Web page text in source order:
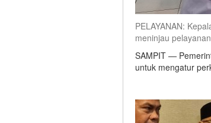
PELAYANAN:
meninjau
SAMPIT —
untuk mengatur